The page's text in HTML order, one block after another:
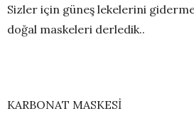
Sizler için güneş lekelerini
doğal maskeleri derledik..
KARBONAT MASKESİ